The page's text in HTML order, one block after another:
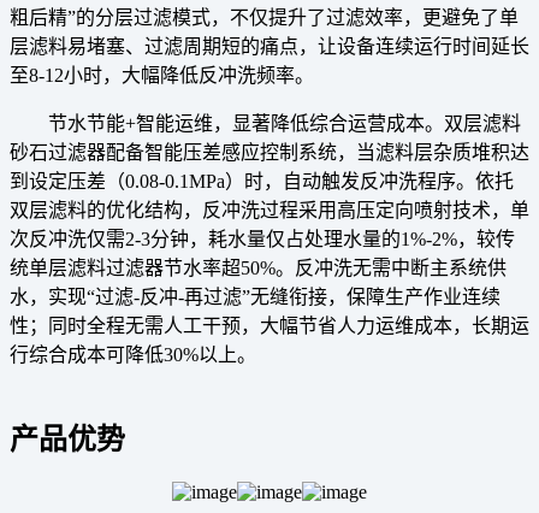
粗后精”的分层过滤模式，不仅提升了过滤效率，更避免了单
层滤料易堵塞、过滤周期短的痛点，让设备连续运行时间延长
至8-12小时，大幅降低反冲洗频率。
节水节能+智能运维，显著降低综合运营成本。双层滤料
砂石过滤器配备智能压差感应控制系统，当滤料层杂质堆积达
到设定压差（0.08-0.1MPa）时，自动触发反冲洗程序。依托
双层滤料的优化结构，反冲洗过程采用高压定向喷射技术，单
次反冲洗仅需2-3分钟，耗水量仅占处理水量的1%-2%，较传
统单层滤料过滤器节水率超50%。反冲洗无需中断主系统供
水，实现“过滤-反冲-再过滤”无缝衔接，保障生产作业连续
性；同时全程无需人工干预，大幅节省人力运维成本，长期运
行综合成本可降低30%以上。
产品优势